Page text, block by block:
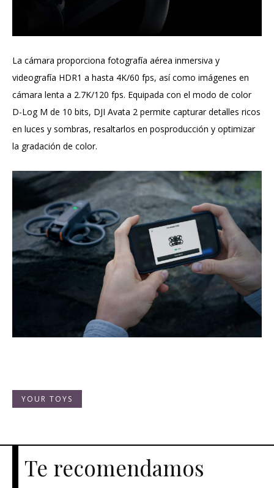
La cámara proporciona fotografía aérea inmersiva y
videografía HDR1 a hasta 4K/60 fps, así como imágenes en
cámara lenta a 2.7K/120 fps. Equipada con el modo de color
D-Log M de 10 bits, DJI Avata 2 permite capturar detalles ricos
en luces y sombras, resaltarlos en posproducción y optimizar
la gradación de color.
YOUR TOYS
Te recomendamos